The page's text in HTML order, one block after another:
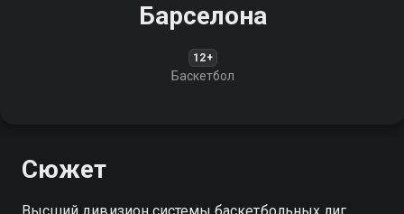
Барселона
12+
Баскетбол
Сюжет